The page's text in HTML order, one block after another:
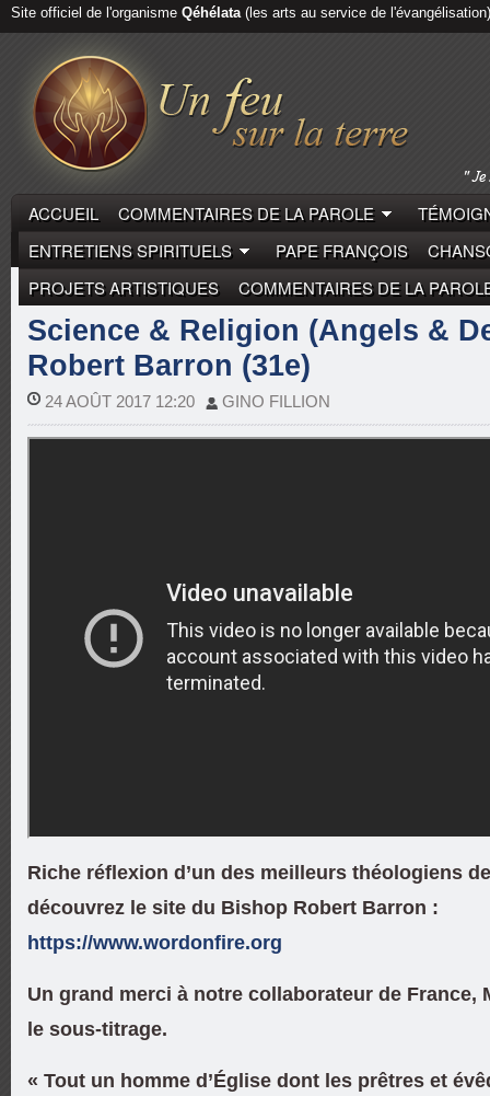
Site officiel de l'organisme Qéhélata(les arts au service de l'évangélisation)
ACCUEIL COMMENTAIRES DE LA PAROLE
ENTRETIENS SPIRITUELS
PAPE FRANÇOIS
PROJETS ARTISTIQUES
COMMENTAIRES DE LA
ROBERT BARRON
Science & Religion (Angels &
Robert Barron (31e)
24 AOÛT 2017 12:20 GINO FILLION
Riche réflexion d’un des meilleurs théologiens
découvrez le site du Bishop Robert Barron :
https://www.wordonfire.org
Un grand merci à notre collaborateur de France,
le sous-titrage.
« Tout un homme d’Église dont les prêtres et